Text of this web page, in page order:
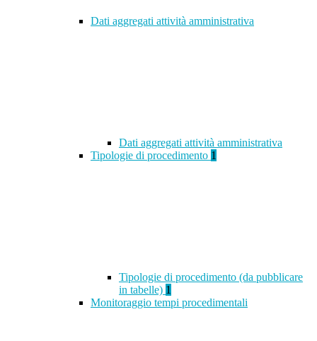
Dati aggregati attività amministrativa
Dati aggregati attività amministrativa
Tipologie di procedimento 1
Tipologie di procedimento (da pubblicare
in tabelle) 1
Monitoraggio tempi procedimentali